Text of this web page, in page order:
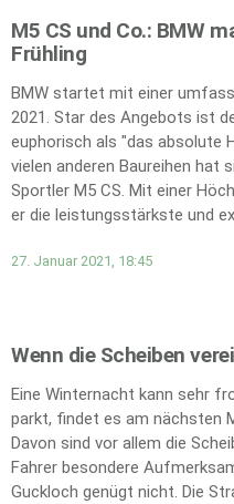
M5 CS und Co.: BMW
Frühling
BMW startet mit einer
2021. Star des Angebots ist
euphorisch als "das absolute
vielen anderen Baureihen hat
Sportler M5 CS. Mit einer
er die leistungsstärkste und
27. Januar 2021, 18:45
Wenn die Scheiben
Eine Winternacht kann sehr
parkt, findet es am nächsten
Davon sind vor allem die
Fahrer besondere
Guckloch genügt nicht. Die